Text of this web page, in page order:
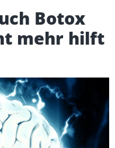
Botox
mehr hilft